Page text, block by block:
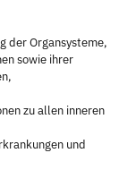
der Organsysteme,
sowie ihrer
zu allen inneren
und